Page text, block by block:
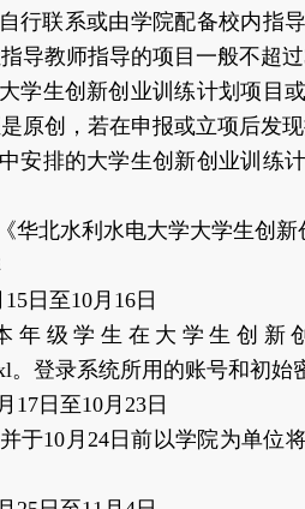
行联系或由学院配备校内指
导教师指导的项目一般不超
学生创新创业训练计划项目
原创，若在申报或立项后发
安排的大学生创新创业训练
华北水利水电大学大学生创
日至10月16日
年级学生在大学生创新
。登录系统所用的账号和初始
17日至10月23日
于10月24日前以学院为单位